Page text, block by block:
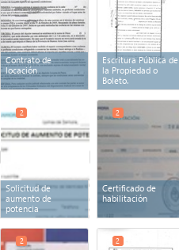
Contrato de
locación
Escritura Pública de
la Propiedad o
Boleto.
Solicitud de
aumento de
potencia
2
Certificado de
habilitación
2
2 2